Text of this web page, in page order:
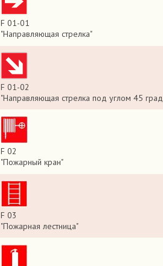
F 01-01
"Направляющая стрелка"
F 01-02
"Направляющая стрелка под углом 45
F 02
"Пожарный кран"
F 03
"Пожарная лестница"